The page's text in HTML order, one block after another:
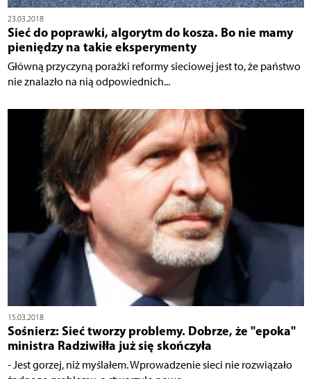
23.03.2018
Sieć do poprawki, algorytm do kosza. Bo nie mamy
pieniędzy na takie eksperymenty
Główną przyczyną porażki reformy sieciowej jest to, że państwo
nie znalazło na nią odpowiednich...
15.03.2018
Sośnierz: Sieć tworzy problemy. Dobrze, że "epoka"
ministra Radziwiłła już się skończyła
- Jest gorzej, niż myślałem. Wprowadzenie sieci nie rozwiązało